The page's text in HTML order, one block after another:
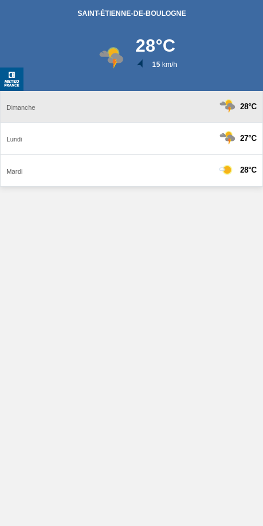
SAINT-ÉTIENNE-DE-BOULOGNE
28°C
15km/h
Dimanche 28°C
Lundi 27°C
Mardi 28°C